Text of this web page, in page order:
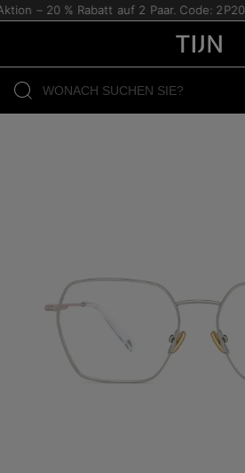
– 20 % Rabatt auf 2 Paar. Code: 2P20.